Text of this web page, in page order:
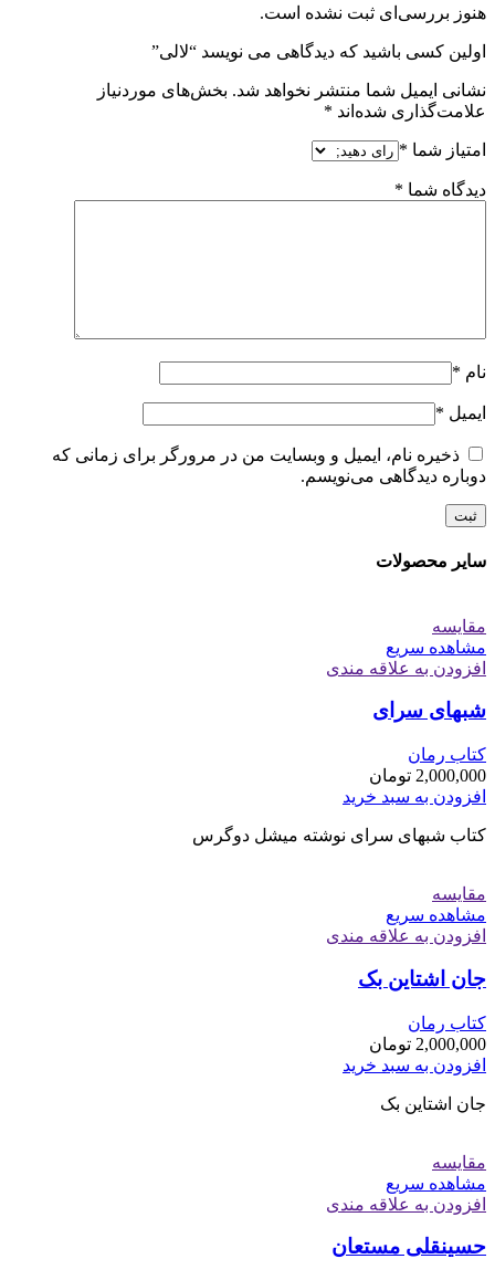
هنوز بررسی‌ای ثبت نشده است.
اولین کسی باشید که دیدگاهی می نویسد “لالی”
نشانی ایمیل شما منتشر نخواهد شد. بخش‌های موردنیاز
علامت‌گذاری شده‌اند *
امتیاز شما *
دیدگاه شما *
نام *
ایمیل *
ذخیره نام، ایمیل و وبسایت من در مرورگر برای زمانی که
دوباره دیدگاهی می‌نویسم.
سایر محصولات
مقایسه
مشاهده سریع
افزودن به علاقه مندی
شبهای سرای
کتاب رمان
2,000,000 تومان
افزودن به سبد خرید
کتاب شبهای سرای نوشته میشل دوگرس
مقایسه
مشاهده سریع
افزودن به علاقه مندی
جان اشتاین بک
کتاب رمان
2,000,000 تومان
افزودن به سبد خرید
جان اشتاین بک
مقایسه
مشاهده سریع
افزودن به علاقه مندی
حسینقلی مستعان